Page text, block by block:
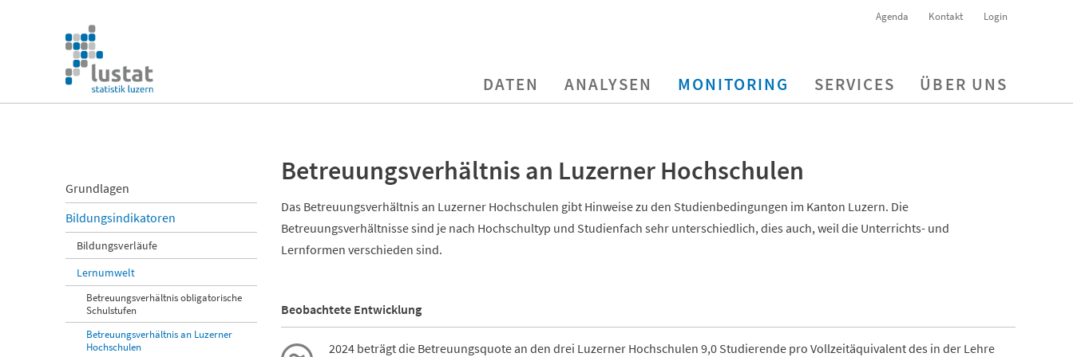
überspringen
Agenda Kontakt Login
Navigation
überspringen
DATEN ANALYSEN MONITORING SERVICES ÜBER UNS
Betreuungsverhältnis an Luzerner Hochschulen
Das Betreuungsverhältnis an Luzerner Hochschulen gibt Hinweise zu den Studienbedingungen im Kanton Luzern. Die
Betreuungsverhältnisse sind je nach Hochschultyp und Studienfach sehr unterschiedlich, dies auch, weil die Unterrichts- und
Lernformen verschieden sind.
Beobachtete Entwicklung
2024 beträgt die Betreuungsquote an den drei Luzerner Hochschulen 9,0 Studierende pro Vollzeitäquivalent des in der Lehre
Navigation
überspringen
Grundlagen
Bildungsindikatoren
Bildungsverläufe
Lernumwelt
Betreuungsverhältnis obligatorische
Schulstufen
Betreuungsverhältnis an Luzerner
Hochschulen